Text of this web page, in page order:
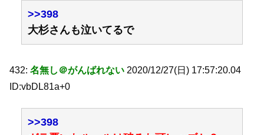
>>398
大杉さんも泣いてるで
432: 名無し＠がんばれない 2020/12/27(日) 17:57:20.04
ID:vbDL81a+0
>>398